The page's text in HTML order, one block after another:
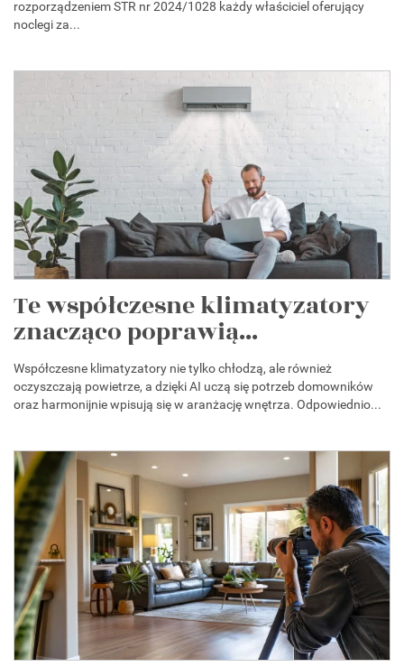
rozporządzeniem STR nr 2024/1028 każdy właściciel oferujący
noclegi za...
Te współczesne klimatyzatory
znacząco poprawią...
Współczesne klimatyzatory nie tylko chłodzą, ale również
oczyszczają powietrze, a dzięki AI uczą się potrzeb domowników
oraz harmonijnie wpisują się w aranżację wnętrza. Odpowiednio...